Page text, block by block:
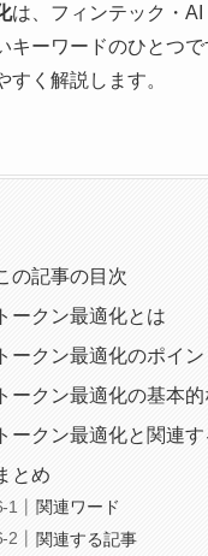
は、フィンテック・
キーワードのひとつ
すく解説します。
の記事の目次
トークン最適化とは
トークン最適化のポイン
トークン最適化の基本
トークン最適化と関連
とめ
関連ワード
関連する記事